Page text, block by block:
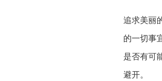
追求美丽
的一切事
是否有可
避开。